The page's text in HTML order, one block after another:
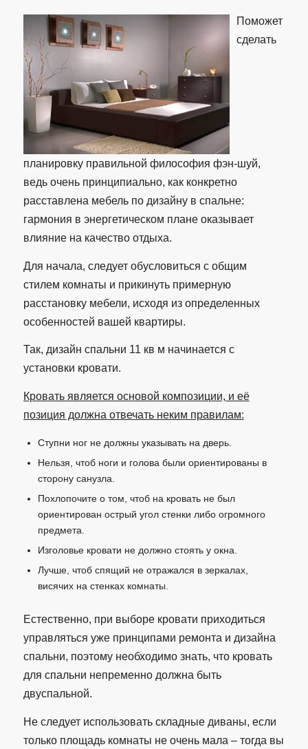
Поможет
сделать
планировку правильной философия фэн-шуй,
ведь очень принципиально, как конкретно
расставлена мебель по дизайну в спальне:
гармония в энергетическом плане оказывает
влияние на качество отдыха.
Для начала, следует обусловиться с общим
стилем комнаты и прикинуть примерную
расстановку мебели, исходя из определенных
особенностей вашей квартиры.
Так, дизайн спальни 11 кв м начинается с
установки кровати.
Кровать является основой композиции, и её
позиция должна отвечать неким правилам:
Ступни ног не должны указывать на дверь.
Нельзя, чтоб ноги и голова были ориентированы в
сторону санузла.
Похлопочите о том, чтоб на кровать не был
ориентирован острый угол стенки либо огромного
предмета.
Изголовье кровати не должно стоять у окна.
Лучше, чтоб спящий не отражался в зеркалах,
висячих на стенках комнаты.
Естественно, при выборе кровати приходиться
управляться уже принципами ремонта и дизайна
спальни, поэтому необходимо знать, что кровать
для спальни непременно должна быть
двуспальной.
Не следует использовать складные диваны, если
только площадь комнаты не очень мала – тогда вы